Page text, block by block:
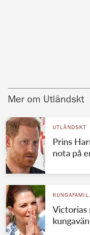
Mer om Utländskt
UTLÄNDSKT
Prins
nota på
Victorias